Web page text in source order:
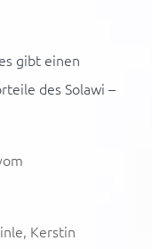
gibt einen
des Solawi –
Kerstin